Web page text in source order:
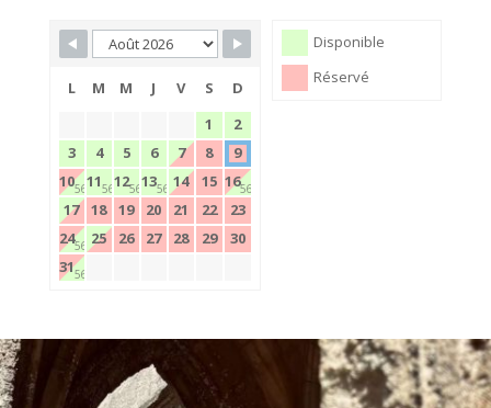
Skip Booking Form
Disponible
Réservé
L M M J V S
D
1
2
3
4 5 6 7 8
9
10
1
560€
11 1
560€
12 1
560€
13560€14 15 16560€
17 18 19 20 21 22
23
24560€25 26 27 28 29
30
31560€